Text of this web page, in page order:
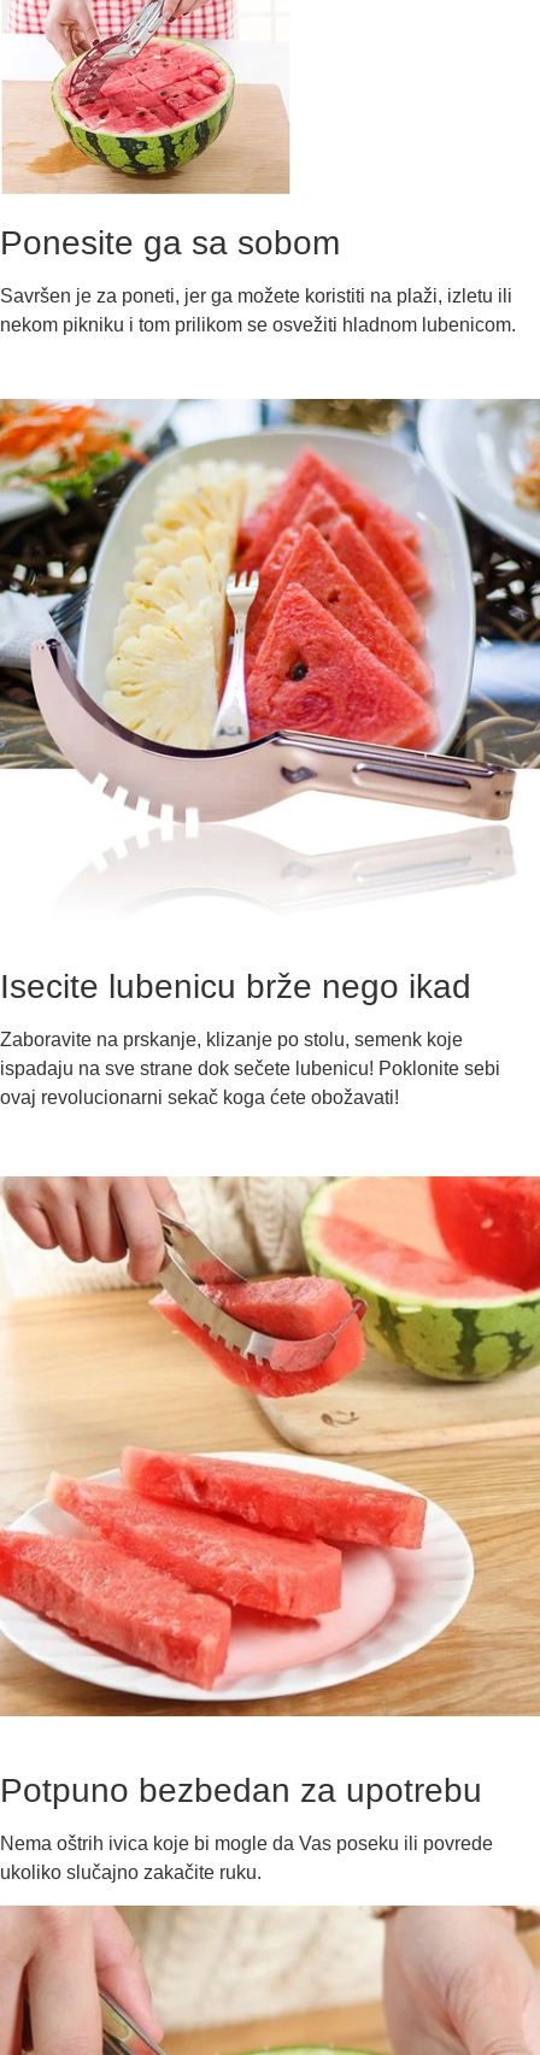
Ponesite ga sa sobom
Savršen je za poneti, jer ga možete koristiti na plaži, izletu ili
nekom pikniku i tom prilikom se osvežiti hladnom lubenicom.
Isecite lubenicu brže nego ikad
Zaboravite na prskanje, klizanje po stolu, semenk koje
ispadaju na sve strane dok sečete lubenicu! Poklonite sebi
ovaj revolucionarni sekač koga ćete obožavati!
Potpuno bezbedan za upotrebu
Nema oštrih ivica koje bi mogle da Vas poseku ili povrede
ukoliko slučajno zakačite ruku.